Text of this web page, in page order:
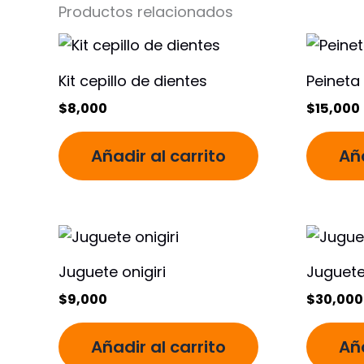
Productos relacionados
Kit cepillo de dientes
$8,000
Añadir al carrito
$15,000
Juguete onigiri
$9,000
Añadir al carrito
$30,000